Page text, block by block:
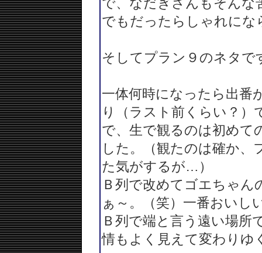
でもだったらしゃれに
そしてプラン９のネタ
一体何時になったら出番
り（ラスト前くらい？）
で、生で観るのは初めて
した。（観たのは確か、
た気がするが…）
Ｂ列で改めてゴエちゃ
ぁ～。（笑）一番おい
Ｂ列で端と言う遠い場所
情もよく見えて変わりゆ